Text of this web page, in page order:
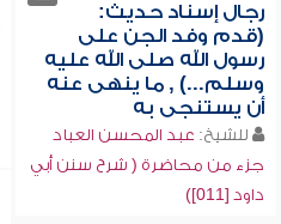
رجال إسناد حديث:
(قدم وفد الجن على
رسول الله صلى الله عليه
وسلم...) , ما ينهى عنه
أن يستنجى به
للشيخ: عبد المحسن العباد
جزء من محاضرة ( شرح سنن أبي
داود [011])